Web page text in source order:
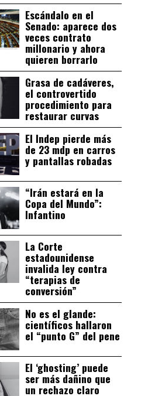
Escándalo en el
Senado: aparece dos
veces contrato
millonario y ahora
quieren borrarlo
Grasa de cadáveres,
el controvertido
procedimiento para
restaurar curvas
El Indep pierde más
de 23 mdp en carros
y pantallas robadas
“Irán estará en la
Copa del Mundo”:
Infantino
La Corte
estadounidense
invalida ley contra
“terapias de
conversión”
No es el glande:
científicos hallaron
el “punto G” del pene
El ‘ghosting’ puede
ser más dañino que
un rechazo claro